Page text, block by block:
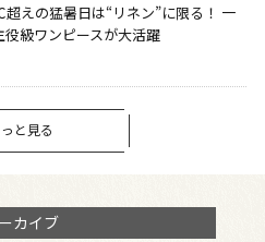
超えの猛暑日は“リネン”に限る！ 一
級ワンピースが大活躍
と見る
カイブ